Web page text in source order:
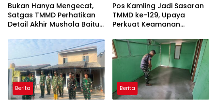
Bukan Hanya Mengecat,
Satgas TMMD Perhatikan
Detail Akhir Mushola Baitul
Pos Kamling Jadi Sasaran
TMMD ke-129, Upaya
Perkuat Keamanan
Berita Berita